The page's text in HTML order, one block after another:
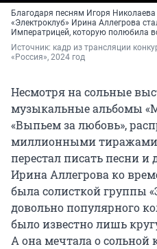
Благодаря песням Игоря
«Электроклуб» Ирина Аллегрова
Императрицей, которую полюбила
Источник: кадр из трансляции
«Россия», 2024 год
Несмотря на сольные
музыкальные альбомы
«Выпьем за любовь»,
миллионными тиражами,
перестал писать песни и
Ирина Аллегрова ко
была солисткой группы
довольно популярного
было известно лишь
А она мечтала о сольной